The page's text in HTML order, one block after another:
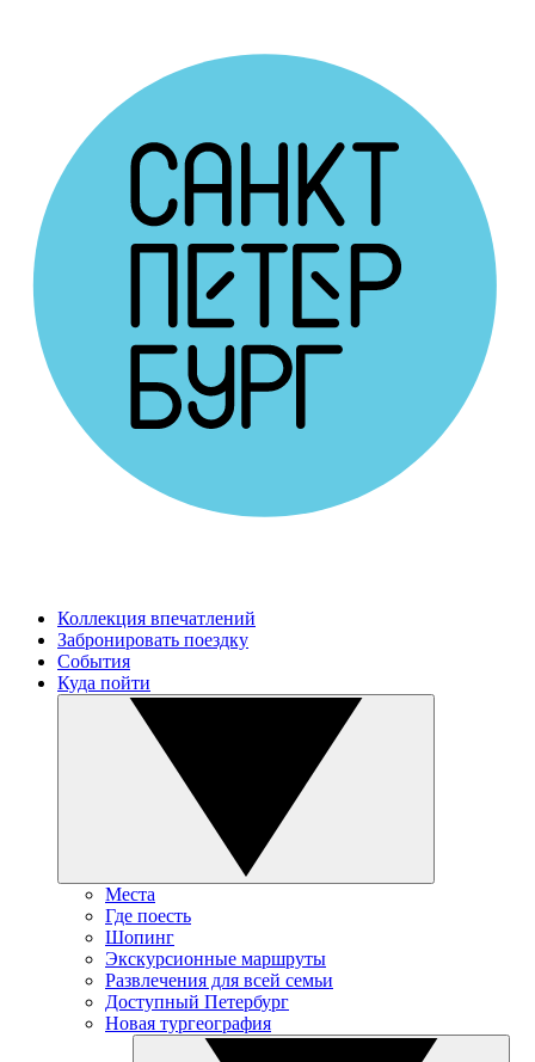
Коллекция впечатлений
Забронировать поездку
События
Куда пойти
Места
Где поесть
Шопинг
Экскурсионные маршруты
Развлечения для всей семьи
Доступный Петербург
Новая тургеография